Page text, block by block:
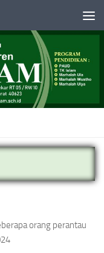
orang perantau